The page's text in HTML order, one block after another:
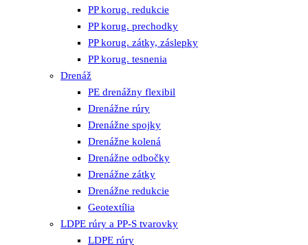
PP korug. redukcie
PP korug. prechodky
PP korug. zátky, záslepky
PP korug. tesnenia
Drenáž
PE drenážny flexibil
Drenážne rúry
Drenážne spojky
Drenážne kolená
Drenážne odbočky
Drenážne zátky
Drenážne redukcie
Geotextília
LDPE rúry a PP-S tvarovky
LDPE rúry